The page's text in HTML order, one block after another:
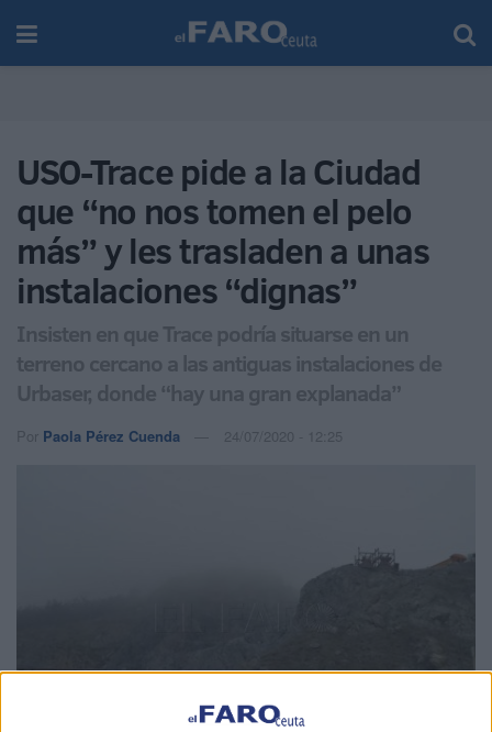
USO-Trace pide a la Ciudad
que “no nos tomen el pelo
más” y les trasladen a unas
instalaciones “dignas”
Insisten en que Trace podría situarse en un
terreno cercano a las antiguas instalaciones de
Urbaser, donde “hay una gran explanada”
Por Paola Pérez Cuenda 24/07/2020 - 12:25